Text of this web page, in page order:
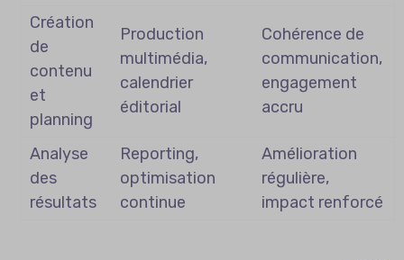
Création
de
contenu
et
planning
Production
multimédia,
calendrier
éditorial
Cohérence de
communication,
engagement
accru
Analyse
des
résultats
Reporting,
optimisation
continue
Amélioration
régulière,
impact renforcé